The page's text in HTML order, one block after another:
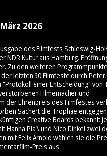
2026
des Filmfests Schleswig-
Kultur aus Hamburg.
Zu den weiteren
letzten 30 Filmfeste durch Peter
einer Entscheidung" von
Filmemacher und
der Ehrenpreis des Filmfestes
Sachert die Trophäe
Creative Boards bekannt:
Hanna Plaß und Nico Dinkel zwei
mit Felix Arnold wählen sie die
Preis aus.